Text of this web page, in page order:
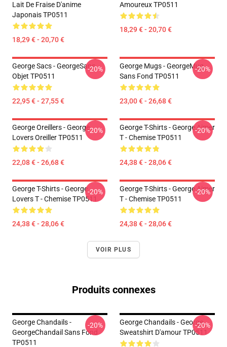
Lait De Fraise D'anime
Japonais TP0511
18,29 € - 20,70 €
Amoureux TP0511
18,29 € - 20,70 €
George Sacs - GeorgeSans
Objet TP0511
22,95 € - 27,55 €
-20%
George Mugs - GeorgeMug
Sans Fond TP0511
23,00 € - 26,68 €
-20%
George Oreillers - George
Lovers Oreiller TP0511
22,08 € - 26,68 €
-20%
George T-Shirts - George Aimer
T - Chemise TP0511
24,38 € - 28,06 €
-20%
George T-Shirts - George
Lovers T - Chemise TP0511
24,38 € - 28,06 €
-20%
George T-Shirts - George Aimer
T - Chemise TP0511
24,38 € - 28,06 €
-20%
VOIR PLUS
Produits connexes
George Chandails -
GeorgeChandail Sans Fond
TP0511
-20%
George Chandails - George
Sweatshirt D'amour TP0511
-20%